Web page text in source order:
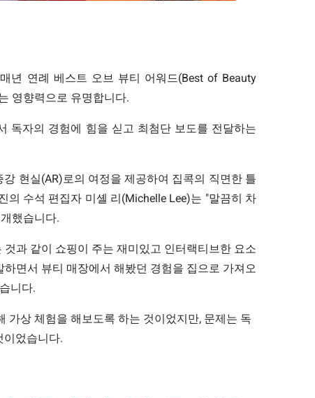
년 연례 베스트 오브 뷰티 어워드(Best of Beauty
영향력으로 유명합니다.
독자의 경험에 힘을 싣고 최첨단 보도를 전달하는
현실(AR)로의 여정을 제공하여 집콕의 직면한 틀
의 수석 편집자 미셸 리(Michelle Lee)는 "말끔히 차
했습니다.
과 같이 쇼핑이 주는 재미있고 인터랙티브한 요소
면서 뷰티 매장에서 해봤던 경험을 집으로 가져오
니다.
가상 체험을 해보도록 하는 것이었지만, 문제는 독
이었습니다.